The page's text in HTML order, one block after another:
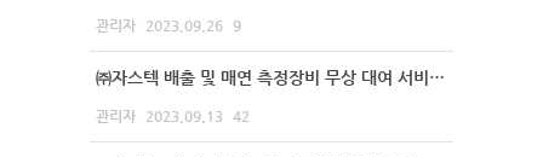
관리자 2023.09.26 9
㈜자스텍 배출 및 매연 측정장비 무상 대여 서비스 안내
관리자 2023.09.13 42